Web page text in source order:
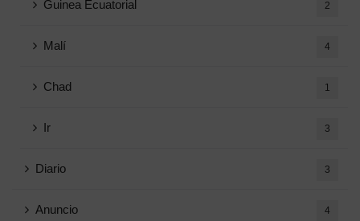
Guinea Ecuatorial 2
Malí 4
Chad 1
Ir 3
Diario 3
Anuncio 4